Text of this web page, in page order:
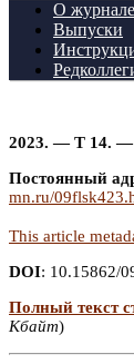
О журнале
Выпуски
2023. — Т 14.
Постоянный
mn.ru/
This article
DOI: 10.15862/
Полный текст
Кбайт)